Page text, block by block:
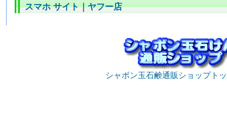
スマホ サイト｜ヤフー店
シャボン玉石鹸通販ショップト